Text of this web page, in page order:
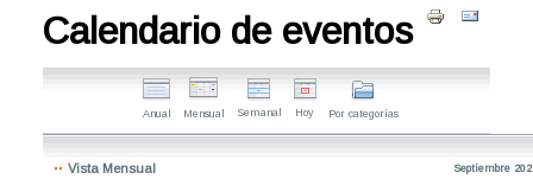
Calendario de eventos
Anual Mensual Semanal Hoy Por categorías
Vista Mensual Septiembre